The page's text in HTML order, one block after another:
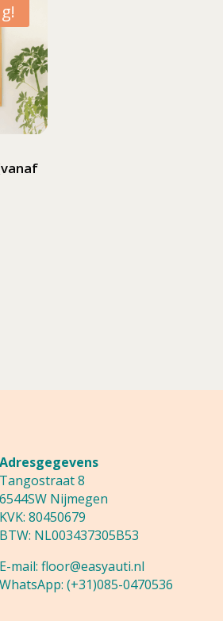
Adresgegevens
Tangostraat 8
6544SW Nijmegen
KVK: 80450679
BTW: NL003437305B53
E-mail: floor@easyauti.nl
WhatsApp: (+31)085-0470536